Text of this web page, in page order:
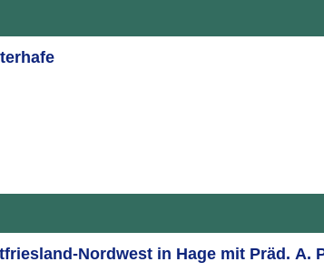
Nordwest in Hage mit Präd. A.